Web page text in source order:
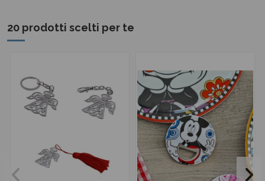
20 prodotti scelti per te